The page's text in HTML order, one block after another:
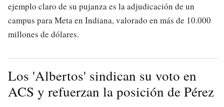
ejemplo claro de su pujanza es la adjudicación de un
campus para Meta en Indiana, valorado en más de 10.000
millones de dólares.
Los 'Albertos' sindican su voto en
ACS y refuerzan la posición de Pérez